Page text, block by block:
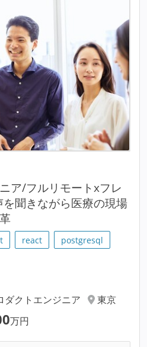
ア/フルリモートxフレ
聞きながら医療の現場
react
postgresql
ダクトエンジニア
東京
万円